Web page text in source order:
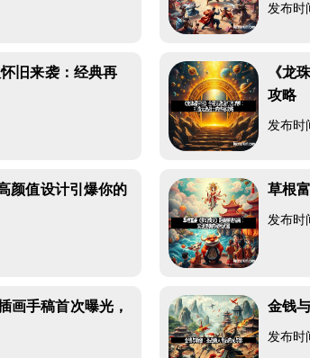
发布
旧来袭：经典再
《龙
攻略
发布
颜值设计引爆你的
草根
发布
画手稿首次曝光，
金钱
发布